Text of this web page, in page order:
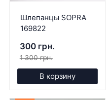
Шлепанцы SOPRA
169822
300 грн.
1 300 грн.
В корзину